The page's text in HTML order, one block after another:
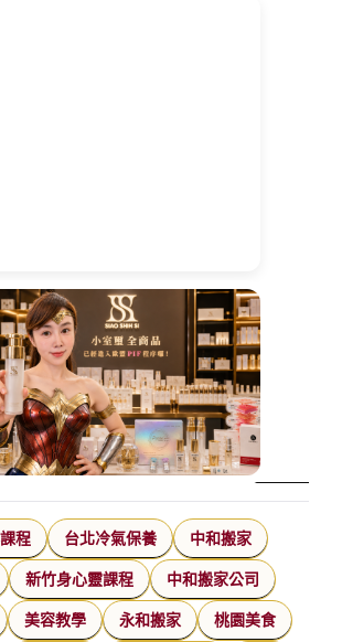
程 台北冷氣保養 中和搬家
新竹身心靈課程 中和搬家公司
美容教學 永和搬家 桃園美食